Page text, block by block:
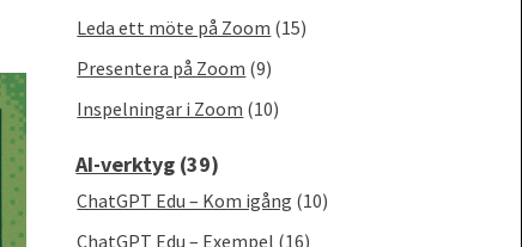
Leda ett möte på Zoom (15)
Presentera på Zoom (9)
Inspelningar i Zoom (10)
AI-verktyg (39)
ChatGPT Edu – Kom igång (10)
ChatGPT Edu – Exempel (16)